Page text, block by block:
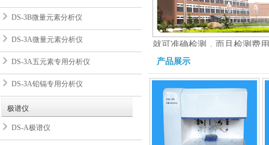
DS-3B微量元素分析仪
DS-3A微量元素分析仪
DS-3A五元素专用分析仪
DS-3A铅镉专用分析仪
极谱仪
DS-A极谱仪
就可准确检测，而且检测费
认可度非常高，获得了一致
产品展示